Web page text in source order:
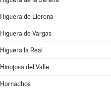
Higuera de Llerena
Higuera de Vargas
Higuera la Real
Hinojosa del Valle
Hornachos